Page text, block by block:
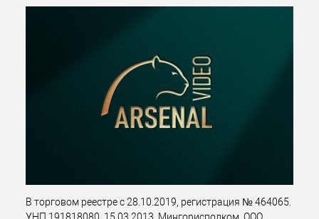
В торговом реестре с 28.10.2019, регистрация № 464065.
УНП 191818080, 15.03.2013, Мингорисполком. ООО